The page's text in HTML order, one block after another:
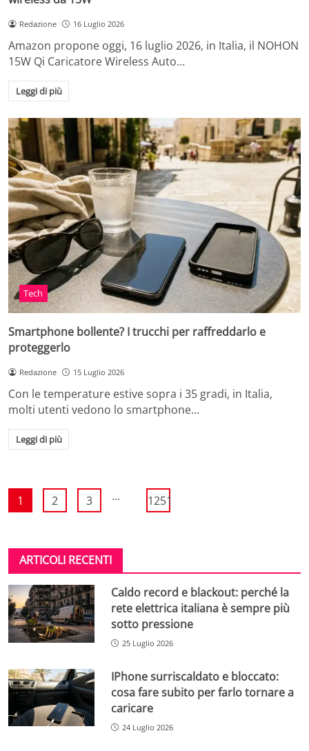
Redazione 16 Luglio 2026
Amazon propone oggi, 16 luglio 2026, in Italia, il NOHON
15W Qi Caricatore Wireless Auto…
Leggi di più
Tech
Smartphone bollente? I trucchi per raffreddarlo e
proteggerlo
Redazione 15 Luglio 2026
Con le temperature estive sopra i 35 gradi, in Italia,
molti utenti vedono lo smartphone…
Leggi di più
1 2 3 ... 1251
ARTICOLI RECENTI
Caldo record e blackout: perché la
rete elettrica italiana è sempre più
sotto pressione
25 Luglio 2026
IPhone surriscaldato e bloccato:
cosa fare subito per farlo tornare a
caricare
24 Luglio 2026